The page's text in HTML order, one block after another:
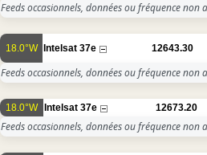
Feeds occasionnels, données ou fréquence non
18.0°W Intelsat 37e 12643.30
Feeds occasionnels, données ou fréquence non
18.0°W Intelsat 37e 12673.20
Feeds occasionnels, données ou fréquence non